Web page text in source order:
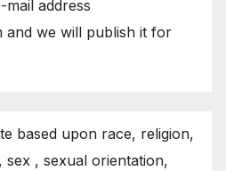
address
and we will publish it for
based upon race, religion,
, sexual orientation,